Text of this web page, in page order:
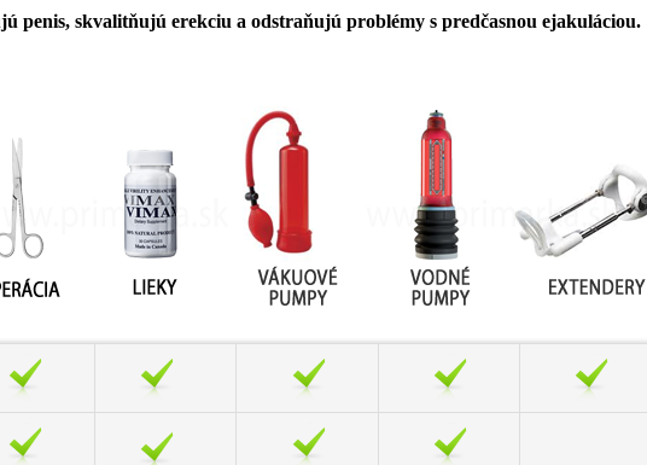
penis, skvalitňujú erekciu a odstraňujú problémy s predčasnou ejakuláciou.